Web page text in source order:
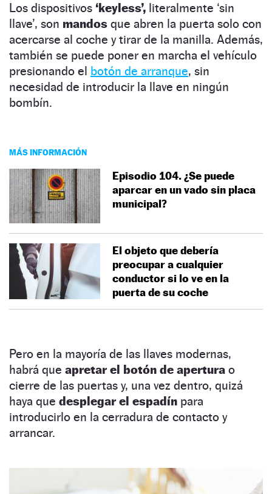
Los dispositivos ‘keyless’, literalmente ‘sin
llave’, son mandos que abren la puerta solo con
acercarse al coche y tirar de la manilla. Además,
también se puede poner en marcha el vehículo
presionando el botón de arranque, sin
necesidad de introducir la llave en ningún
bombín.
MÁS INFORMACIÓN
Episodio 104. ¿Se puede
aparcar en un vado sin placa
municipal?
El objeto que debería
preocupar a cualquier
conductor si lo ve en la
puerta de su coche
Pero en la mayoría de las llaves modernas,
habrá que apretar el botón de apertura o
cierre de las puertas y, una vez dentro, quizá
haya que desplegar el espadín para
introducirlo en la cerradura de contacto y
arrancar.